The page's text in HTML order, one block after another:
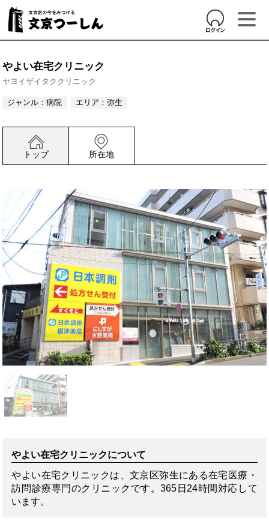
やよい在宅クリニック
ヤヨイザイタククリニック
ジャンル：病院 エリア：弥生
トップ 所在地
やよい在宅クリニックについて
やよい在宅クリニックは、文京区弥生にある在宅医療・
訪問診療専門のクリニックです。365日24時間対応して
います。